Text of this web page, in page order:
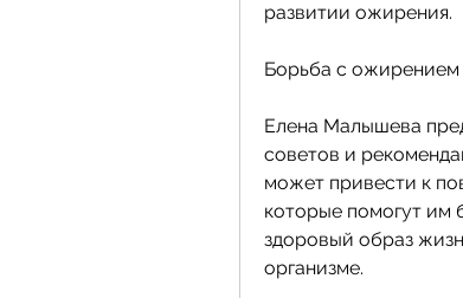
развитии ожирения.
Борьба с
Елена Малышева
советов и
может привести к
которые помогут им
здоровый образ
организме.